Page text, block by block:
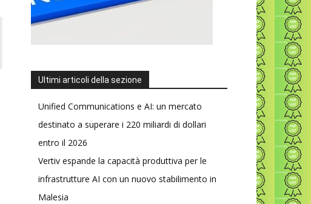
Ultimi articoli della sezione
Unified Communications e AI: un mercato
destinato a superare i 220 miliardi di dollari
entro il 2026
Vertiv espande la capacità produttiva per le
infrastrutture AI con un nuovo stabilimento in
Malesia